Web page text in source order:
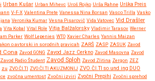
Urban Kušar Urban Mihevc Uroš Rojko Urša Rahne Urška Preis
V-F-X Valentina Prete Vanessa Nina Borsan Vasco Trilla Vasko
Veronika Kumar Vesna Pisarovič Vida Vatovec Vid Drašler
Vita Kobal Vital Role Vitja Balžalorsky Vladimir Tarasov Werner
Parker Wolf Lepenies WTO Xavier Charles Yannis Maizan
o avtorski in sorodnih pravicah ZARŠ ZASP ZASUK Zavod
Cona Zavod GONG Zavod Jazz Cerkno Zavod Masovna Zavod
Zavod Radio Študent Zavod Sploh Zavod Zlitina Zergon ZEZ
zu ZVO.ČI.TI ZVO.ČI.TI AKUZMONIJ ZVO.ČI.TI so.und.ing DUO
zvočna umentost Zvočni izviri Zvočni Prepihi Zvočni sprehod